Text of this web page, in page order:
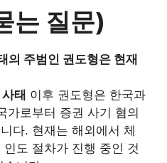
는 질문)
의 주범인 권도형은 현재
태 이후 권도형은 한국과
가로부터 증권 사기 혐의
다. 현재는 해외에서 체
인도 절차가 진행 중인 것